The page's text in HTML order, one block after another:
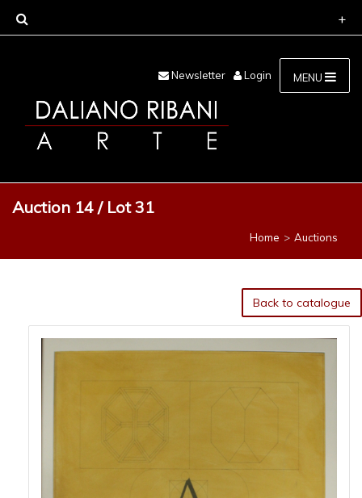
MENU
Newsletter Login
Auction 14 / Lot 31
Home Auctions
Back to catalogue